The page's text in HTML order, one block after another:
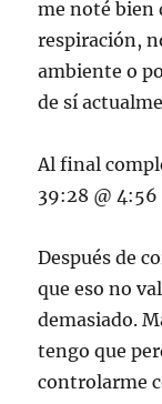
me noté bien
respiración,
ambiente o
de sí
Al final
39:28 @
Después de
que eso no
demasiado.
tengo que
controlarme